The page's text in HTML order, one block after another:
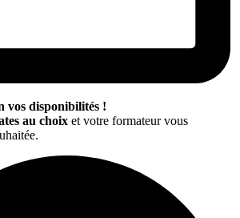
vos disponibilités !
au choix et votre formateur vous